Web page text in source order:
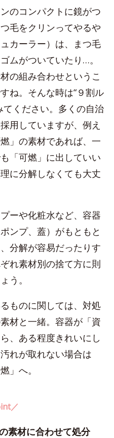
のコンパクトに鏡がつ
毛をクリンってやるや
カーラー）は、まつ毛
ムがついていたり…。
の組み合わせというこ
ね。そんな時は“９割ル
てください。多くの自治
用していますが、例え
」の素材であれば、一
「可燃」に出していい
に分解しなくても大丈
ーや化粧水など、容器
ンプ、蓋）がもともと
分解が容易だったりす
れ素材別の捨て方に則
う。
ものに関しては、対処
材と一緒。容器が「資
、ある程度きれいにし
れが取れない場合は
」へ。
／
素材に合わせて処分